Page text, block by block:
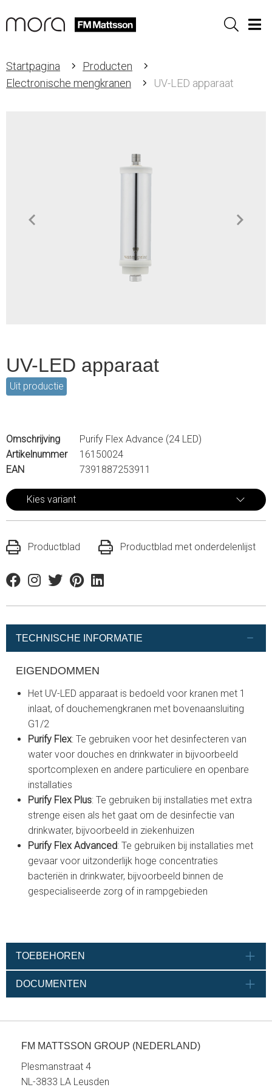
Sök
Startpagina
Producten
Electronische mengkranen
UV-LED apparaat
UV-LED apparaat
Uit productie
Omschrijving
Purify Flex Advance (24 LED)
Artikelnummer
16150024
EAN
7391887253911
Kies variant
Productblad Productblad met onderdelenlijst
FacebookInstagram
TwitterPinterestLinkedin
TECHNISCHE INFORMATIE
EIGENDOMMEN
Het UV-LED apparaat is bedoeld voor kranen met 1
inlaat, of douchemengkranen met bovenaansluiting
G1/2
Purify Flex: Te gebruiken voor het desinfecteren van
water voor douches en drinkwater in bijvoorbeeld
sportcomplexen en andere particuliere en openbare
installaties
Purify Flex Plus: Te gebruiken bij installaties met extra
strenge eisen als het gaat om de desinfectie van
drinkwater, bijvoorbeeld in ziekenhuizen
Purify Flex Advanced: Te gebruiken bij installaties met
gevaar voor uitzonderlijk hoge concentraties
bacteriën in drinkwater, bijvoorbeeld binnen de
gespecialiseerde zorg of in rampgebieden
TOEBEHOREN
DOCUMENTEN
FM MATTSSON GROUP (NEDERLAND)
Plesmanstraat 4
NL-3833 LA Leusden